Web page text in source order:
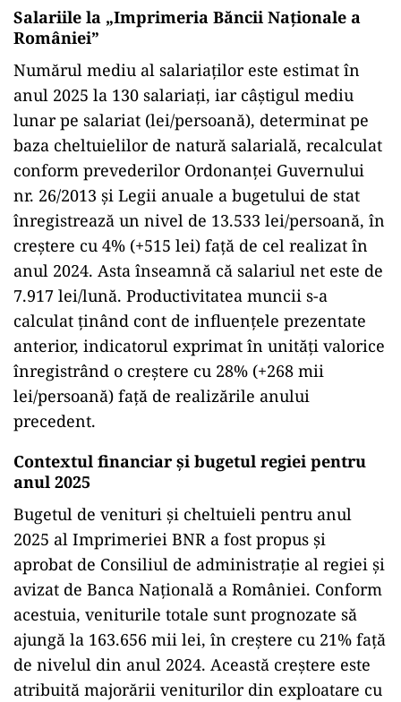
Salariile la „Imprimeria Băncii Naţionale a
României”
Numărul mediu al salariaților este estimat în
anul 2025 la 130 salariați, iar câștigul mediu
lunar pe salariat (lei/persoană), determinat pe
baza cheltuielilor de natură salarială, recalculat
conform prevederilor Ordonanței Guvernului
nr. 26/2013 și Legii anuale a bugetului de stat
înregistrează un nivel de 13.533 lei/persoană, în
creștere cu 4% (+515 lei) față de cel realizat în
anul 2024. Asta înseamnă că salariul net este de
7.917 lei/lună. Productivitatea muncii s-a
calculat ținând cont de influențele prezentate
anterior, indicatorul exprimat în unități valorice
înregistrând o creștere cu 28% (+268 mii
lei/persoană) față de realizările anului
precedent.
Contextul financiar și bugetul regiei pentru
anul 2025
Bugetul de venituri și cheltuieli pentru anul
2025 al Imprimeriei BNR a fost propus și
aprobat de Consiliul de administrație al regiei și
avizat de Banca Națională a României. Conform
acestuia, veniturile totale sunt prognozate să
ajungă la 163.656 mii lei, în creștere cu 21% față
de nivelul din anul 2024. Această creștere este
atribuită majorării veniturilor din exploatare cu